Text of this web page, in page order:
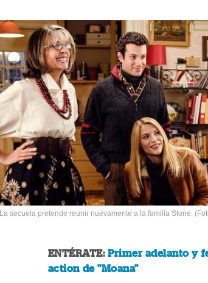
La secuela pretende reunir nuevamente a la familia Stone.
ENTÉRATE:Primer adelanto y
action de "Moana"